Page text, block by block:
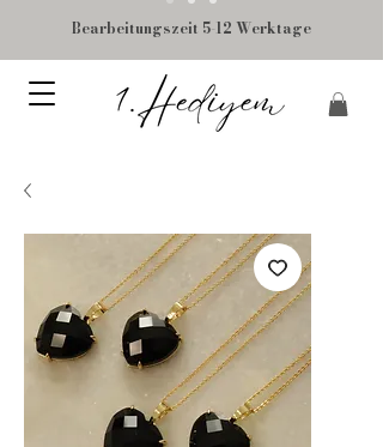
Bearbeitungszeit 5-12 Werktage